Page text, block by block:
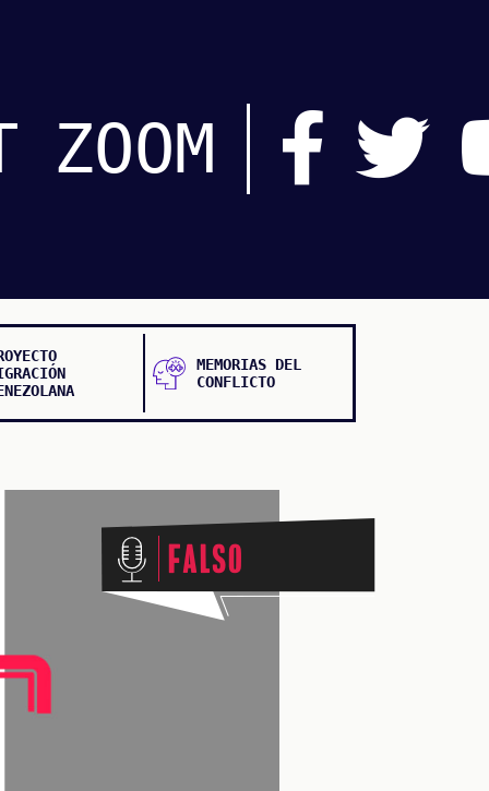
ZOOM
MEMORIAS DEL
CONFLICTO
Falso